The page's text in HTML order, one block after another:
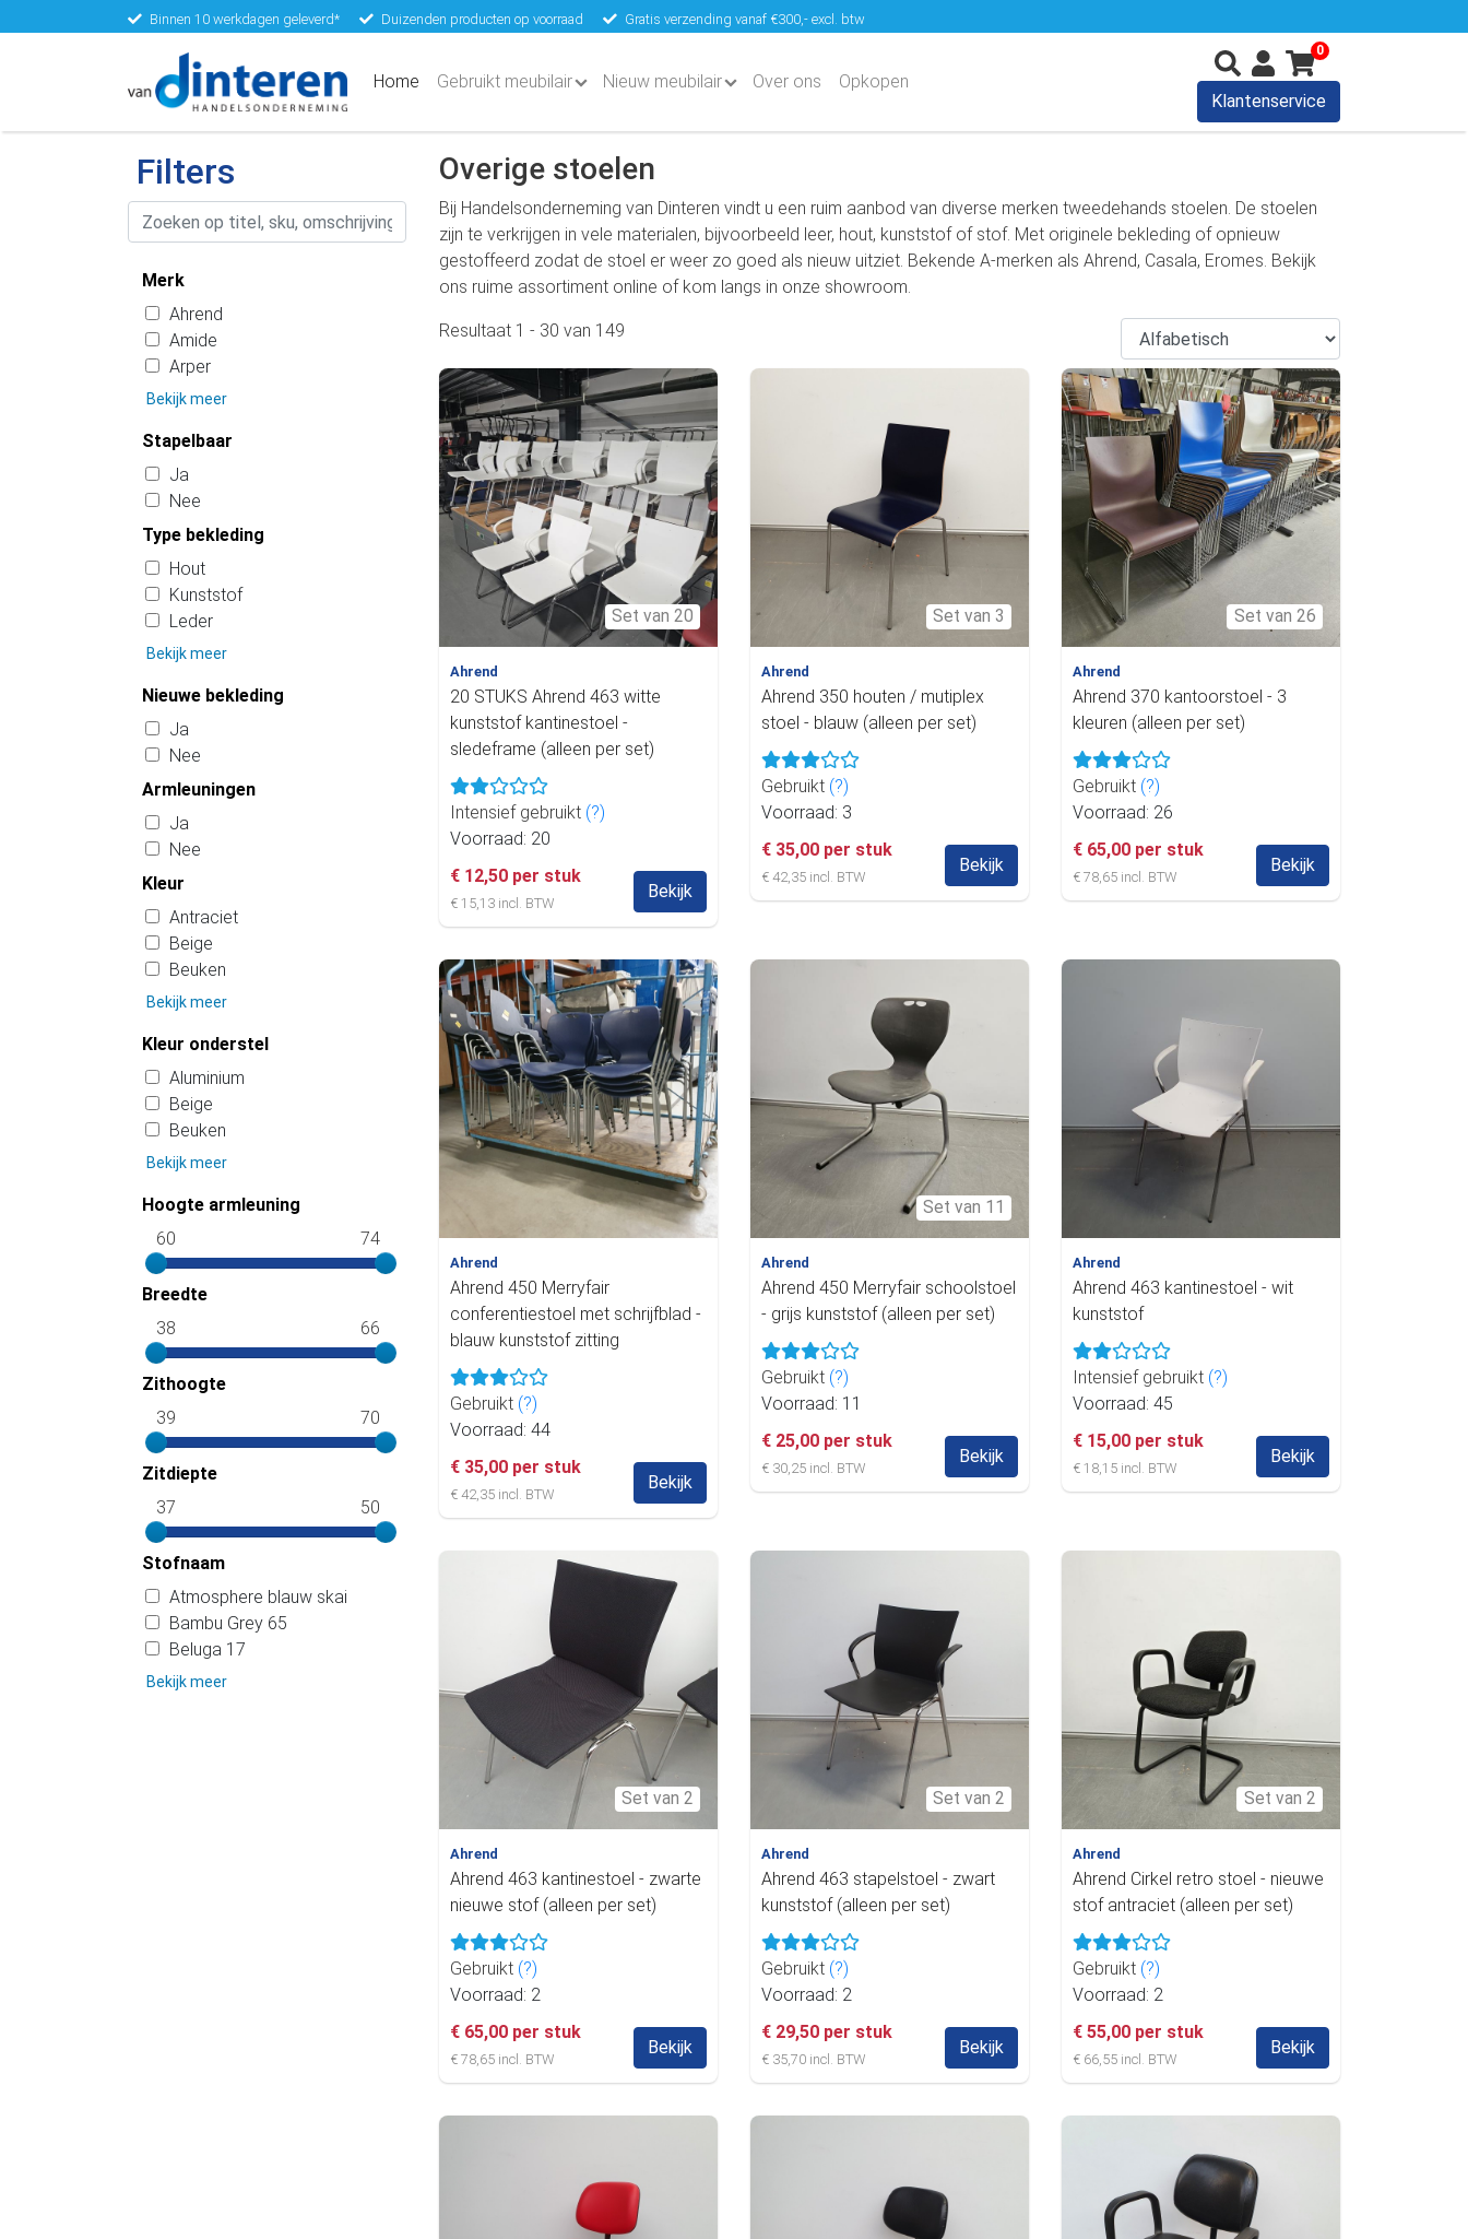
Binnen 10 werkdagen geleverd* Duizenden producten op voorraad Gratis verzending vanaf €300,- excl. btw
Home (current)
Gebruikt meubilair Nieuw meubilair Over ons Opkopen
0
Klantenservice
Filters
Merk
Ahrend
Amide
Arper
Bekijk meer
Stapelbaar
Ja
Nee
Type bekleding
Hout
Kunststof
Leder
Bekijk meer
Nieuwe bekleding
Ja
Nee
Armleuningen
Ja
Nee
Kleur
Antraciet
Beige
Beuken
Bekijk meer
Kleur onderstel
Aluminium
Beige
Beuken
Bekijk meer
Hoogte armleuning
60
74
Breedte
38
66
Zithoogte
39
70
Zitdiepte
37
50
Stofnaam
Atmosphere blauw skai
Bambu Grey 65
Beluga 17
Bekijk meer
Overige stoelen
Bij Handelsonderneming van Dinteren vindt u een ruim aanbod van diverse merken tweedehands stoelen. De stoelen
zijn te verkrijgen in vele materialen, bijvoorbeeld leer, hout, kunststof of stof. Met originele bekleding of opnieuw
gestoffeerd zodat de stoel er weer zo goed als nieuw uitziet. Bekende A-merken als Ahrend, Casala, Eromes. Bekijk
ons ruime assortiment online of kom langs in onze showroom.
Resultaat 1 - 30 van 149
Set van 20
Ahrend
20 STUKS Ahrend 463 witte
kunststof kantinestoel -
sledeframe (alleen per set)
Intensief gebruikt (?)
Voorraad: 20
€ 12,50 per stuk
€ 15,13 incl. BTW
Bekijk
Set van 3
Ahrend
Ahrend 350 houten / mutiplex
stoel - blauw (alleen per set)
Gebruikt (?)
Voorraad: 3
€ 35,00 per stuk
€ 42,35 incl. BTW
Bekijk
Set van 26
Ahrend
Ahrend 370 kantoorstoel - 3
kleuren (alleen per set)
Gebruikt (?)
Voorraad: 26
€ 65,00 per stuk
€ 78,65 incl. BTW
Bekijk
Ahrend
Ahrend 450 Merryfair
conferentiestoel met schrijfblad -
blauw kunststof zitting
Gebruikt (?)
Voorraad: 44
€ 35,00 per stuk
€ 42,35 incl. BTW
Bekijk
Set van 11
Ahrend
Ahrend 450 Merryfair schoolstoel
- grijs kunststof (alleen per set)
Gebruikt (?)
Voorraad: 11
€ 25,00 per stuk
€ 30,25 incl. BTW
Bekijk
Ahrend
Ahrend 463 kantinestoel - wit
kunststof
Intensief gebruikt (?)
Voorraad: 45
€ 15,00 per stuk
€ 18,15 incl. BTW
Bekijk
Set van 2
Ahrend
Ahrend 463 kantinestoel - zwarte
nieuwe stof (alleen per set)
Gebruikt (?)
Voorraad: 2
€ 65,00 per stuk
€ 78,65 incl. BTW
Bekijk
Set van 2
Ahrend
Ahrend 463 stapelstoel - zwart
kunststof (alleen per set)
Gebruikt (?)
Voorraad: 2
€ 29,50 per stuk
€ 35,70 incl. BTW
Bekijk
Set van 2
Ahrend
Ahrend Cirkel retro stoel - nieuwe
stof antraciet (alleen per set)
Gebruikt (?)
Voorraad: 2
€ 55,00 per stuk
€ 66,55 incl. BTW
Bekijk